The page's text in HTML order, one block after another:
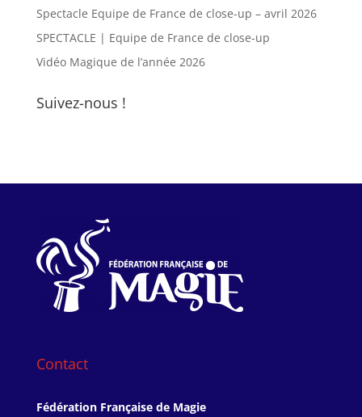
Spectacle Equipe de France de close-up – avril 2026
SPECTACLE | Equipe de France de close-up
Vidéo Magique de l’année 2026
Suivez-nous !
Contact
Fédération Française de Magie